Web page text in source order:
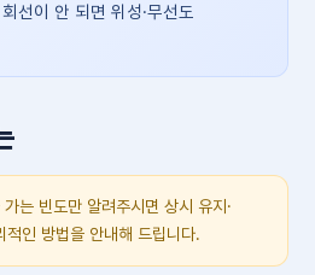
선이 안 되면 위성·무선도
는 빈도만 알려주시면 상시 유지·
적인 방법을 안내해 드립니다.